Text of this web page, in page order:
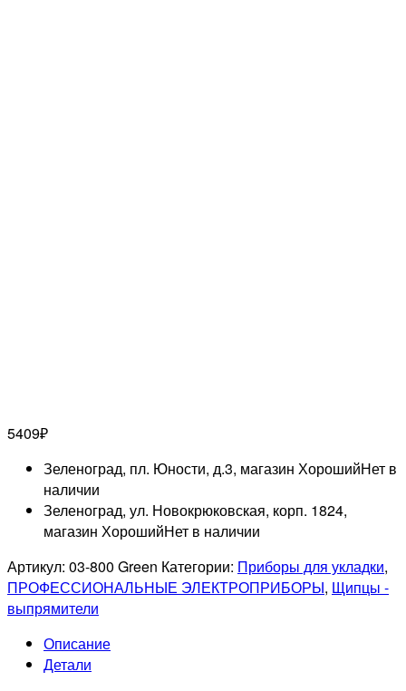
5409₽
Зеленоград, пл. Юности, д.3, магазин ХорошийНет в
наличии
Зеленоград, ул. Новокрюковская, корп. 1824,
магазин ХорошийНет в наличии
Артикул: 03-800 Green Категории: Приборы для укладки,
ПРОФЕССИОНАЛЬНЫЕ ЭЛЕКТРОПРИБОРЫ, Щипцы -
выпрямители
Описание
Детали